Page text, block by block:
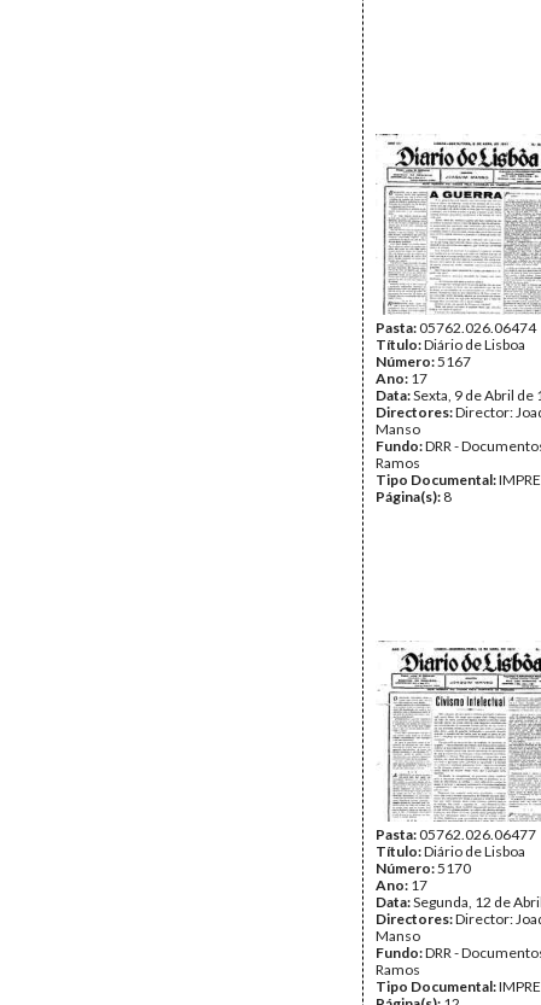
Pasta:05762.026.06474
Título:Diário de Lisboa
Número:5167
Ano: 17
Data:Sexta, 9 de Abril de
Directores:Director:
Manso
Fundo:DRR -
Ramos
Tipo Documental:
Página(s): 8
Pasta:05762.026.06477
Título:Diário de Lisboa
Número:5170
Ano: 17
Data:Segunda, 12 de
Directores:Director:
Manso
Fundo:DRR -
Ramos
Tipo Documental: